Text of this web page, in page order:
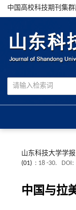
中国高校科技期刊集
山东科技大学学报
(01) : 18 -30. DOI:
中国与拉